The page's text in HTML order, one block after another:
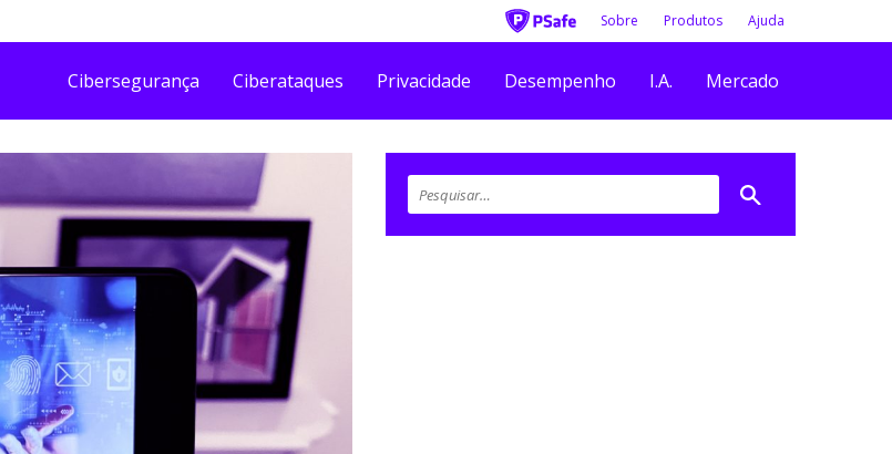
Sobre Produtos Ajuda
Cibersegurança Ciberataques Privacidade Desempenho I.A. Mercado